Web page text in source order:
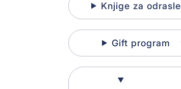
Knjige za odrasle
Gift program